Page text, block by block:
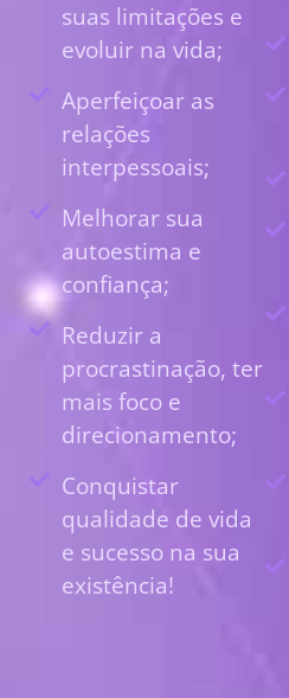
suas limitações e
evoluir na vida;
Aperfeiçoar as
relações
interpessoais;
Melhorar sua
autoestima e
confiança;
Reduzir a
procrastinação, ter
mais foco e
direcionamento;
Conquistar
qualidade de vida
e sucesso na sua
existência!